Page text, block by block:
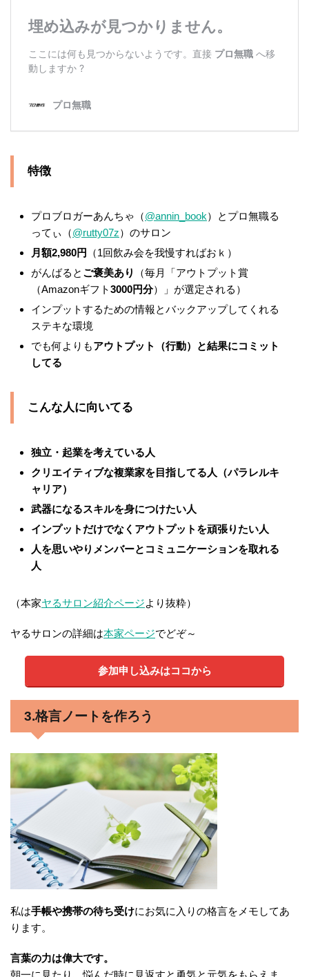
特徴
プロブロガーあんちゃ（@annin_book）とプロ無職る
ってぃ（@rutty07z）のサロン
月額2,980円
（1回飲み会を我慢すればおｋ）
がんばると ご褒美あり
（毎月「アウトプット賞
（Amazonギフト3000円分）」が選定される）
インプットするための情報とバックアップしてくれる
ステキな環境
でも何よりもアウトプット（行動）と結果にコミット
してる
こんな人に向いてる
独立・起業を考えている人
クリエイティブな複業家を目指してる人（パラレルキ
ャリア）
武器になるスキルを身につけたい人
インプットだけでなくアウトプットを頑張りたい人
人を思いやりメンバーとコミュニケーションを取れる
人
（本家ヤるサロン紹介ページより抜粋）
ヤるサロンの詳細は本家ページでどぞ～
参加申し込みはココから
3.格言ノートを作ろう
私は手帳や携帯の待ち受けにお気に入りの格言をメモしてあ
ります。
言葉の力は偉大です。
朝一に見たり、悩んだ時に見返すと勇気と元気をもらえま